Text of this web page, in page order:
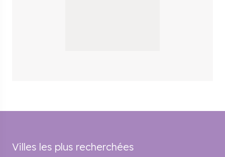
Villes les plus recherchées